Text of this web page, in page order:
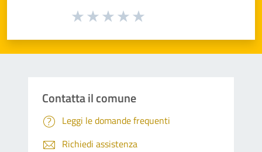
Valuta da 1 a 5 stelle la pagina
Contatta il comune
Leggi le domande frequenti
Richiedi assistenza